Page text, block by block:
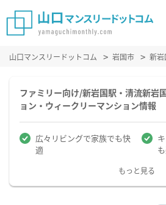
山口マンスリードットコム 岩国市 新岩
ファミリー向け/新岩国駅・清流新岩
ョン・ウィークリーマンション情報
広々リビングで家族でも快
適
もっと見る